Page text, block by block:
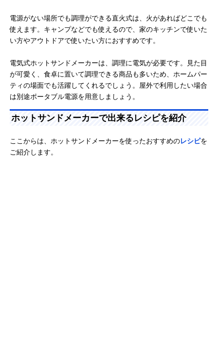
電源がない場所でも調理ができる直火式は、火があればどこでも
使えます。キャンプなどでも使えるので、家のキッチンで使いた
い方やアウトドアで使いたい方におすすめです。
電気式ホットサンドメーカーは、調理に電気が必要です。見た目
が可愛く、食卓に置いて調理できる商品も多いため、ホームパー
ティの場面でも活躍してくれるでしょう。屋外で利用したい場合
は別途ポータブル電源を用意しましょう。
ホットサンドメーカーで出来るレシピを紹介
ここからは、ホットサンドメーカーを使ったおすすめのレシピを
ご紹介します。